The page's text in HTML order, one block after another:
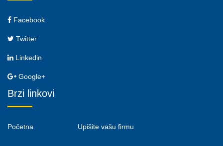
Facebook
Twitter
Linkedin
Google+
Brzi linkovi
Početna Upišite vašu firmu